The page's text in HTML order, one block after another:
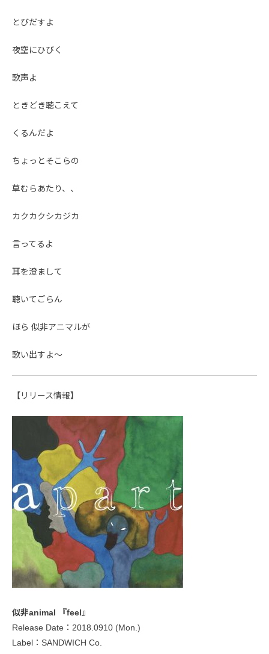
とびだすよ
夜空にひびく
歌声よ
ときどき聴こえて
くるんだよ
ちょっとそこらの
草むらあたり、、
カクカクシカジカ
言ってるよ
耳を澄まして
聴いてごらん
ほら 似非アニマルが
歌い出すよ～
【リリース情報】
似非animal 『feel』
Release Date：2018.0910 (Mon.)
Label：SANDWICH Co.